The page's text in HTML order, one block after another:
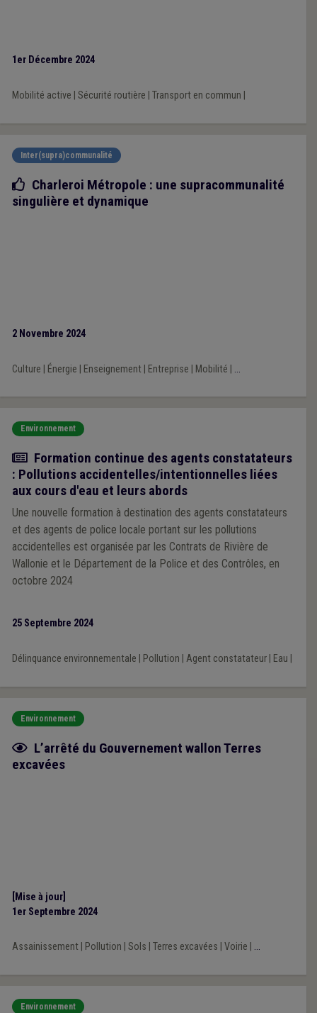
1er Décembre 2024
Mobilité active Sécurité routière Transport en commun
Inter(supra)communalité
Bonne pratique
Charleroi Métropole : une supracommunalité
singulière et dynamique
2 Novembre 2024
Culture Énergie Enseignement| Entreprise Mobilité ...
Environnement
Actualité
Formation continue des agents constatateurs
: Pollutions accidentelles/intentionnelles liées
aux cours d'eau et leurs abords
Une nouvelle formation à destination des agents constatateurs
et des agents de police locale portant sur les pollutions
accidentelles est organisée par les Contrats de Rivière de
Wallonie et le Département de la Police et des Contrôles, en
octobre 2024
25 Septembre 2024
Délinquance environnementale Pollution Agent constatateur| Eau
Environnement
Fiche focus
L’arrêté du Gouvernement wallon Terres
excavées
[Mise à jour]
1er Septembre 2024
Assainissement| Pollution Sols Terres excavées Voirie ...
Environnement